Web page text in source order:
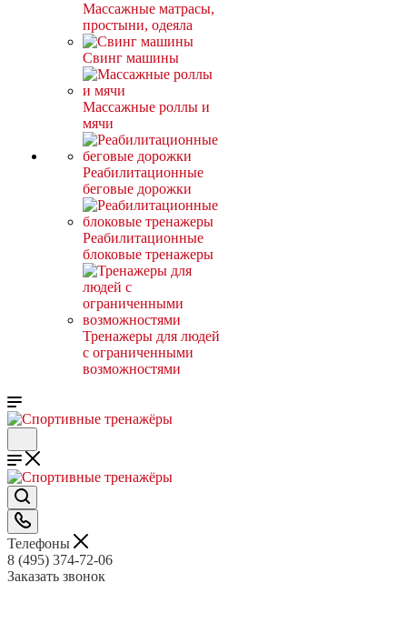
Массажные матрасы,
простыни, одеяла
Свинг машины
Массажные роллы и
мячи
Реабилитационные
беговые дорожки
Реабилитационные
блоковые тренажеры
Тренажеры для людей
с ограниченными
возможностями
Телефоны
8 (495) 374-72-06
Заказать звонок